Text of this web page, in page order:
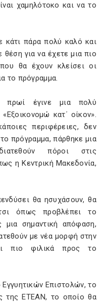
χαμηλότοκο και να το
κάτι πάρα πολύ καλό και
για να έχετε μια πιο
θα έχουν κλείσει οι
το πρόγραμμα.
έγινε μια πολύ
κατ΄ οίκον».
περιφέρειες, δεν
πρόγραμμα, πάρθηκε μια
πόροι στις
η Κεντρική Μακεδονία,
θα ησυχάσουν, θα
όπως προβλέπει το
μια σημαντική απόφαση,
με νέα μορφή στην
πιο φιλικά προς το
Επιστολών, το
της ΕΤΕΑΝ, το οποίο θα